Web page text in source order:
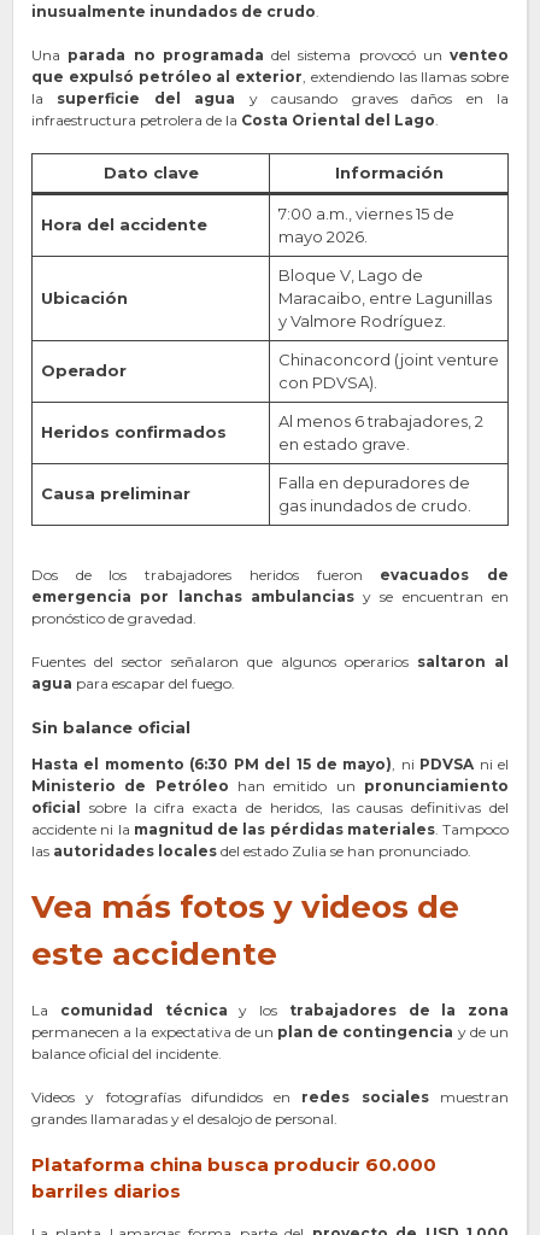
inusualmente inundados de crudo
Una parada no programada del sistema provocó un venteo
que expulsó petróleo al exterior , extendiendo las llamas sobre
la superficie del agua y causando graves daños en la
infraestructura petrolera de la Costa Oriental del Lago
Dato clave Información
Hora del accidente
7:00 a.m., viernes 15 de
mayo 2026.
Ubicación
Bloque V, Lago de
Maracaibo, entre Lagunillas
y Valmore Rodríguez.
Operador
Chinaconcord (joint venture
con PDVSA).
Heridos confirmados
Al menos 6 trabajadores, 2
en estado grave.
Causa preliminar
Falla en depuradores de
gas inundados de crudo.
Dos de los trabajadores heridos fueron evacuados de
emergencia por lanchas ambulanciasy se encuentran en
pronóstico de gravedad.
Fuentes del sector señalaron que algunos operarios saltaron al
agua para escapar del fuego.
Sin balance oficial
Hasta el momento (6:30 PM del 15 de mayo), ni PDVSA ni el
Ministerio de Petróleo han emitido un pronunciamiento
oficial
sobre la cifra exacta de heridos, las causas definitivas del
accidente ni la magnitud de las pérdidas materiales. Tampoco
las autoridades locales del estado Zulia se han pronunciado.
Vea más fotos y videos de
este accidente
La comunidad técnica y los trabajadores de la zona
permanecen a la expectativa de un plan de contingencia y de un
balance oficial del incidente.
Videos y fotografías difundidos en redes socialesmuestran
grandes llamaradas y el desalojo de personal.
Plataforma china busca producir 60.000
barriles diarios